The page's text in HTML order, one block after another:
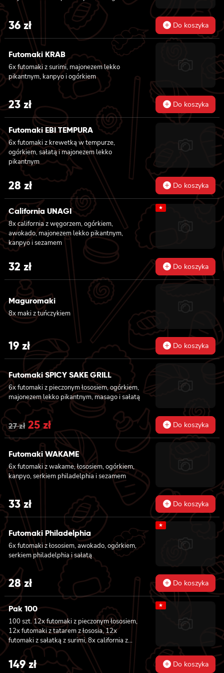
36zł Do koszyka
Futomaki KRAB
6x futomaki z surimi, majonezem lekko
pikantnym, kanpyo i ogórkiem
23zł Do koszyka
Futomaki EBI TEMPURA
6x futomaki z krewetką w tempurze,
ogórkiem, sałatą i majonezem lekko
pikantnym
28 zł Do koszyka
California UNAGI
8x california z węgorzem, ogórkiem,
awokado, majonezem lekko pikantnym,
kanpyo i sezamem
★
32 zł Do koszyka
Maguromaki
8x maki z tuńczykiem
19 zł Do koszyka
Futomaki SPICY SAKE GRILL
6x futomaki z pieczonym łososiem, ogórkiem,
majonezem lekko pikantnym, masago i sałatą
27zł Original
price
was:
27 zł.
25złCurrent
price
is:
25 zł.
Do koszyka
Futomaki WAKAME
6x futomaki z wakame, łososiem, ogórkiem,
kanpyo, serkiem philadelphia i sezamem
33zł Do koszyka
Futomaki Philadelphia
6x futomaki z łososiem, awokado, ogórkiem,
serkiem philadelphia i sałatą
★
28zł Do koszyka
Pak 100
100 szt. 12x futomaki z pieczonym łososiem,
12x futomaki z tatarem z łososia, 12x
futomaki z sałatką z surimi, 8x california z
tuńczykiem, 8x california z pieczonym
łososiem, 8x california z krewetką w
tempurze, 8x maki z ogórkiem, 8x maki z
★
149zł Do koszyka